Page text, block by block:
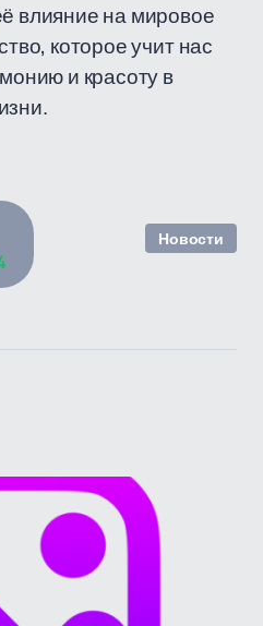
влияние на мировое
которое учит нас
и красоту в
Новости